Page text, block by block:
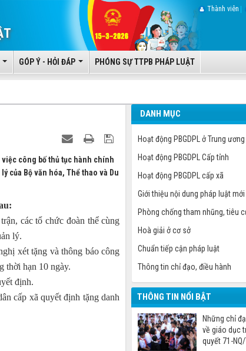
GÓP Ý - HỎI ĐÁP PHÓNG SỰ TTPB PHÁP LUẬT
Thành viên
việc công bố thủ tục hành chính
của Bộ văn hóa, Thể thao và Du
các tổ chức đoàn thể cùng
lý.
xét tặng và thông báo công
thời hạn 10 ngày.
định.
cấp xã quyết định tặng danh
DANH MỤC
Hoạt động PBGDPL ở Trung ương
Hoạt động PBGDPL Cấp tỉnh
Hoạt động PBGDPL cấp xã
Giới thiệu nội dung pháp luật mới
Phòng chống tham nhũng, tiêu
Hoà giải ở cơ sở
Chuẩn tiếp cận pháp luật
Thông tin chỉ đạo, điều hành
THÔNG TIN NỔI BẬT
Những chỉ
về giáo dục
quyết 71-